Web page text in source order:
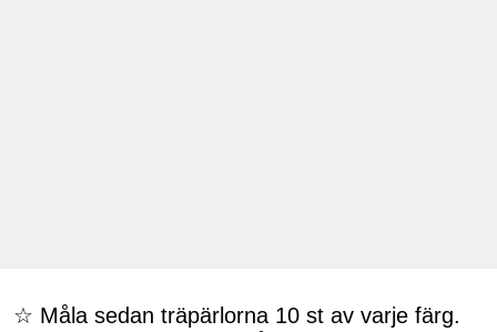
☆ Måla sedan träpärlorna 10 st av varje färg.